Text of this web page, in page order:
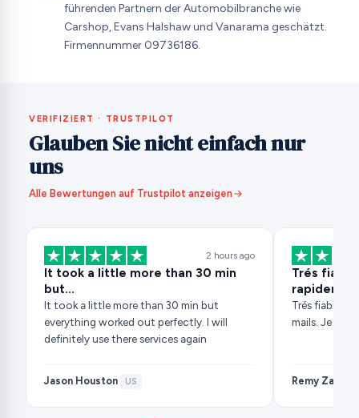
führenden Partnern der Automobilbranche wie
Carshop, Evans Halshaw und Vanarama geschätzt.
Firmennummer 09736186.
VERIFIZIERT · TRUSTPILOT
Glauben Sie nicht einfach nur
uns
Alle Bewertungen auf Trustpilot anzeigen
2 hours ago
It took a little more than 30 min
but…
It took a little more than 30 min but
everything worked out perfectly. I will
definitely use there services again
Jason Houston· US
Trés
Trés fiable
mails. Je
Remy Zarb